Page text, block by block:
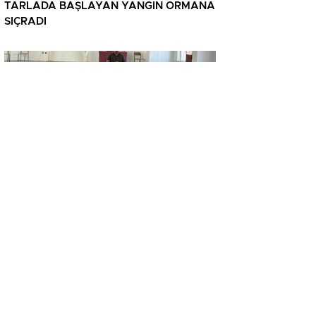
TARLADA BAŞLAYAN YANGIN ORMANA
SIÇRADI